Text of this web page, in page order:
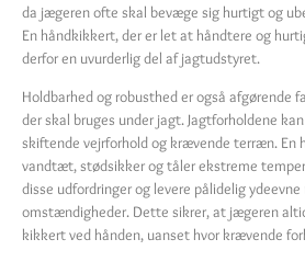
da jægeren ofte skal bevæge sig hurtigt og
En håndkikkert, der er let at håndtere og
derfor en uvurderlig del af jagtudstyret.
Holdbarhed og robusthed er også afgørende
der skal bruges under jagt. Jagtforholdene
skiftende vejrforhold og krævende terræn. En
vandtæt, stødsikker og tåler ekstreme
disse udfordringer og levere pålidelig ydeevne
omstændigheder. Dette sikrer, at jægeren
kikkert ved hånden, uanset hvor krævende